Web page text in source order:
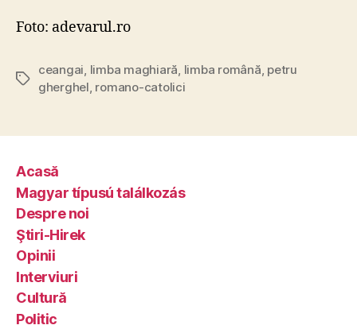
Foto: adevarul.ro
Tags
ceangai, limba maghiară, limba română, petru
gherghel, romano-catolici
Acasă
Magyar típusú találkozás
Despre noi
Ştiri-Hirek
Opinii
Interviuri
Cultură
Politic